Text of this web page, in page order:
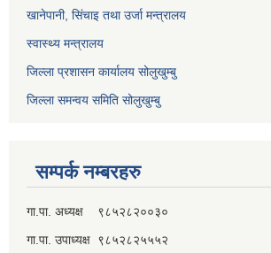
खानेपानी, सिंचाइ तथा उर्जा मन्त्रालय
स्वास्थ्य मन्त्रालय
जिल्ला प्रशासन कार्यालय सोलुखुम्बु
जिल्ला समन्वय समिति सोलुखुम्बु
सम्पर्क नम्बरहरु
गा.पा. अध्यक्ष ९८५२८२००३०
गा.पा. उपाध्यक्ष ९८५२८२५५५२